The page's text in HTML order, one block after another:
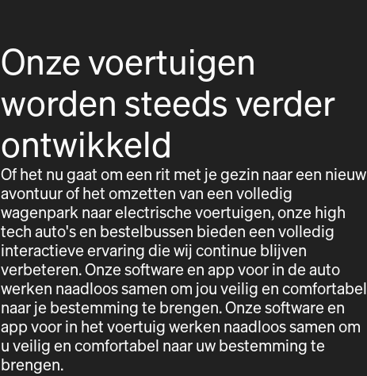
Onze voertuigen
worden steeds verder
ontwikkeld
Of het nu gaat om een rit met je gezin naar een nieuw
avontuur of het omzetten van een volledig
wagenpark naar electrische voertuigen, onze high
tech auto's en bestelbussen bieden een volledig
interactieve ervaring die wij continue blijven
verbeteren. Onze software en app voor in de auto
werken naadloos samen om jou veilig en comfortabel
naar je bestemming te brengen. Onze software en
app voor in het voertuig werken naadloos samen om
u veilig en comfortabel naar uw bestemming te
brengen.